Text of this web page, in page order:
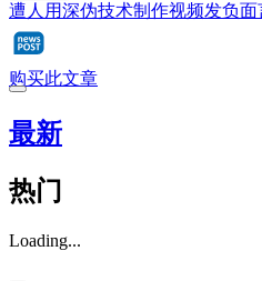
遭人用深伪技术制作视频发负
购买此文章
最新
热门
Loading...